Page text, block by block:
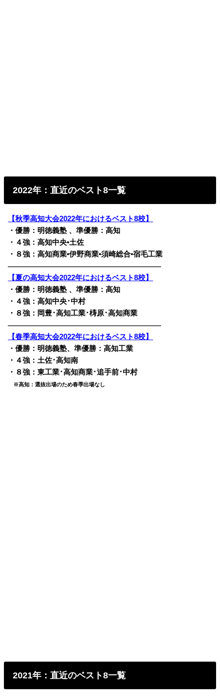
2022年：直近のベスト8一覧
【秋季高知大会2022年におけるベスト8校】
・優勝：明徳義塾 、準優勝：高知
・４強：高知中央•土佐
・８強：高知商業•伊野商業•須崎総合•宿毛工業
————————————————————————
【夏の高知大会2022年におけるベスト8校】
・優勝：明徳義塾 、準優勝：高知
・４強：高知中央･中村
・８強：岡豊･高知工業･梼原･高知商業
————————————————————————
【春季高知大会2022年におけるベスト8校】
・優勝：明徳義塾、準優勝：高知工業
・４強：土佐･高知南
・８強：東工業･高知商業･追手前･中村
※高知：選抜出場のため春季出場なし
2021年：直近のベスト8一覧